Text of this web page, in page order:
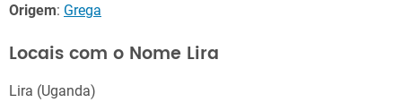
Origem: Grega
Locais com o Nome Lira
Lira (Uganda)